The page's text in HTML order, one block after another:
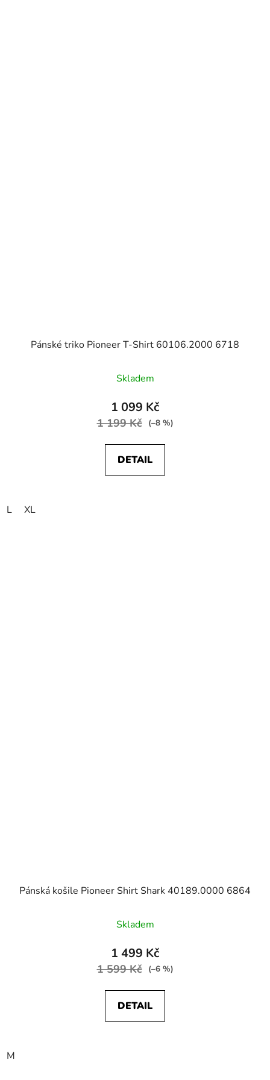
Pánské triko Pioneer T-Shirt 60106.2000 6718
Skladem
1 099 Kč
1 199 Kč (–8 %)
DETAIL
L XL
Pánská košile Pioneer Shirt Shark 40189.0000 6864
Skladem
1 499 Kč
1 599 Kč (–6 %)
DETAIL
M